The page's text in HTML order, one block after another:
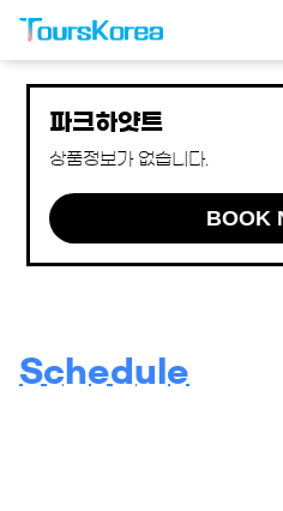
파크하얏트
상품정보가 없습니다.
BOOK
Schedule